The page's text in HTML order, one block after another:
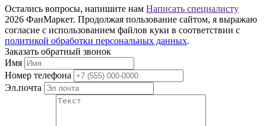
Остались вопросы, напишите нам Написать специалисту
2026 ФанМаркет. Продолжая пользование сайтом, я выражаю
согласие с использованием файлов куки в соответствии с
политикой обработки персональных данных.
Заказать обратный звонок
Имя
Номер телефона
Эл.почта